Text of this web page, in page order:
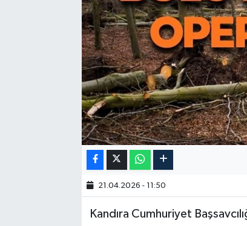
21.04.2026 - 11:50
Kandıra Cumhuriyet